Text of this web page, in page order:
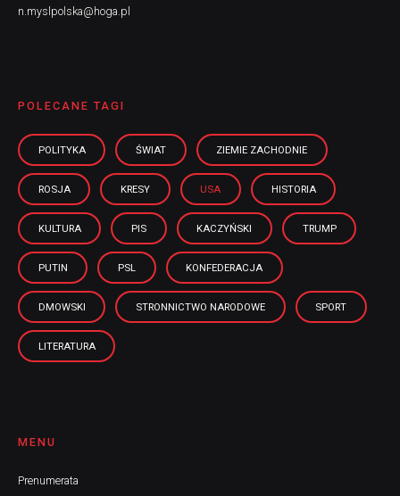
n.myslpolska@hoga.pl
POLECANE TAGI
POLITYKA ŚWIAT ZIEMIE ZACHODNIE
ROSJA KRESY USA HISTORIA
KULTURA PIS KACZYŃSKI TRUMP
PUTIN PSL KONFEDERACJA
DMOWSKI STRONNICTWO NARODOWE SPORT
LITERATURA
MENU
Prenumerata